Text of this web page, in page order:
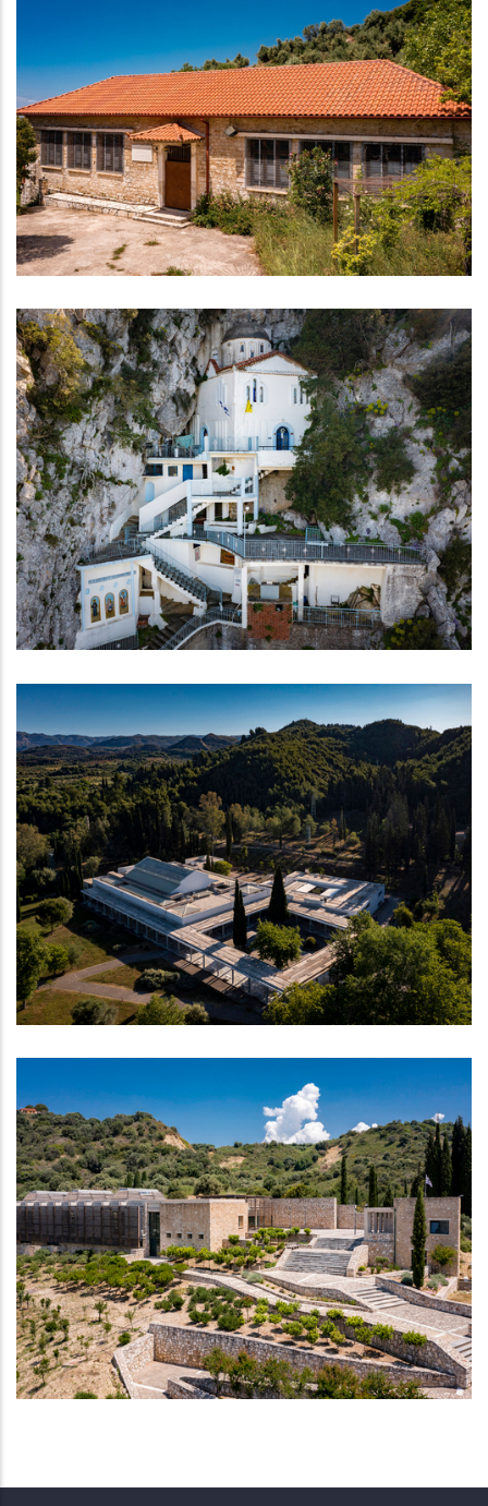
Λαογραφικό Μουσείο Καλίδονας
ΛΑΟΓΡΑΦΙΚΆ ΜΟΥΣΕΊΑ
Ι. Ναός της Κοίμησης της Θεοτόκου στη
Σμέρνα
ΝΑΟΊ - ΜΟΝΑΣΤΉΡΙΑ
Αρχαιολογικό Μουσείο Ολυμπίας
ΜΟΥΣΕΊΑ - ΑΡΧΑΙΟΛΟΓΙΚΟΊ ΧΏΡΟΙ
Αρχαιολογικό Μουσείο Ήλιδας
ΜΟΥΣΕΊΑ - ΑΡΧΑΙΟΛΟΓΙΚΟΊ ΧΏΡΟΙ